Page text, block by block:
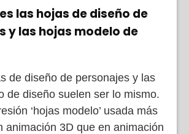
las hojas de diseño de
y las hojas modelo de
de diseño de personajes y las
de diseño suelen ser lo mismo.
‘hojas modelo’ usada más
animación 3D que en animación